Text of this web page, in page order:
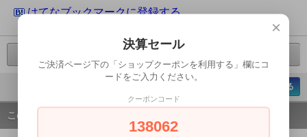
はてなブックマークに登録する
ページの先頭へ戻る
この商品のカテゴリー
×
決算セール
ご決済ページ下の「ショップクーポンを利用する」欄にコ
ードをご入力ください。
クーポンコード
138062